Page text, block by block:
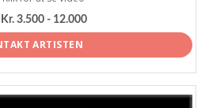
Kr. 3.500 - 12.000
ARTISTEN